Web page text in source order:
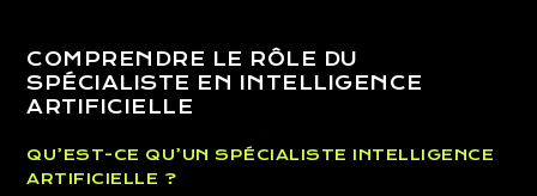
COMPRENDRE LE RÔLE DU
SPÉCIALISTE EN INTELLIGENCE
ARTIFICIELLE
QU’EST-CE QU’UN SPÉCIALISTE INTELLIGENCE
ARTIFICIELLE ?